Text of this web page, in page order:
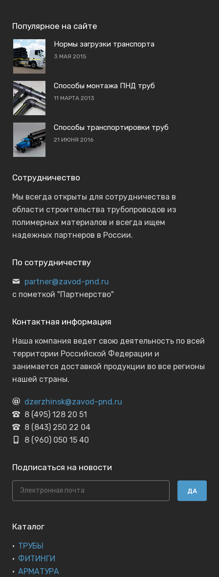
Популярное на сайте
Нормы загрузки транспорта
3 МАЯ 2015
Способы монтажа ПНД труб
11 МАРТА 2013
Способы транспортировки труб
21 ИЮНЯ 2016
Сотрудничество
Мы всегда открыты для сотрудничества в
области строительства трубопроводов из
полимерных материалов и всегда ищем
надежных партнеров в России.
По сотрудничеству
partner@zavod-pnd.ru
с пометкой "Партнерство"
Контактная информация
Наша компания ведет свою деятельность по всей
территории Российской Федерации и
занимается доставкой продукции во все регионы
нашей страны.
dzerzhinsk@zavod-pnd.ru
8 (495) 128 20 51
8 (843) 250 22 04
8 (960) 050 15 40
Подписаться на новости
ДА
Каталог
ТРУБЫ
ФИТИНГИ
АРМАТУРА